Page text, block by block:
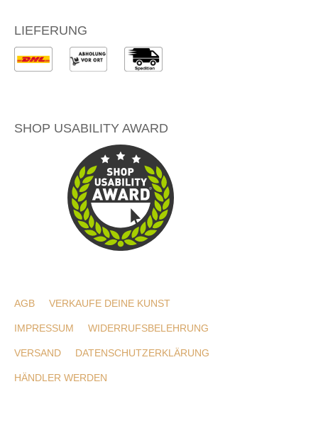
LIEFERUNG
SHOP USABILITY AWARD
AGB VERKAUFE DEINE KUNST
IMPRESSUM WIDERRUFSBELEHRUNG
VERSAND DATENSCHUTZERKLÄRUNG
HÄNDLER WERDEN